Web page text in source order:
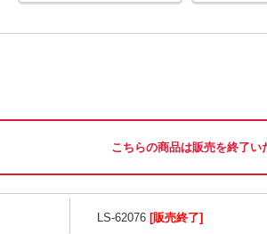
こちらの商品は販売を終了い
LS-62076 [販売終了]